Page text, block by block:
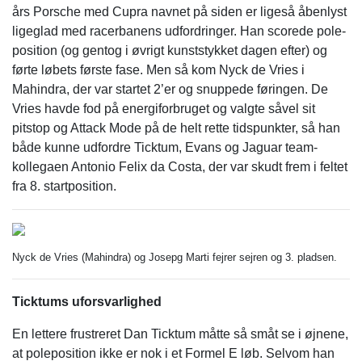
års Porsche med Cupra navnet på siden er ligeså åbenlyst
ligeglad med racerbanens udfordringer. Han scorede pole-
position (og gentog i øvrigt kunststykket dagen efter) og
førte løbets første fase. Men så kom Nyck de Vries i
Mahindra, der var startet 2’er og snuppede føringen. De
Vries havde fod på energiforbruget og valgte såvel sit
pitstop og Attack Mode på de helt rette tidspunkter, så han
både kunne udfordre Ticktum, Evans og Jaguar team-
kollegaen Antonio Felix da Costa, der var skudt frem i feltet
fra 8. startposition.
Nyck de Vries (Mahindra) og Josepg Marti fejrer sejren og 3. pladsen.
Ticktums uforsvarlighed
En lettere frustreret Dan Ticktum måtte så småt se i øjnene,
at poleposition ikke er nok i et Formel E løb. Selvom han